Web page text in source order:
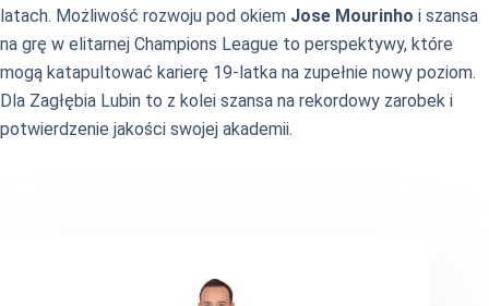
latach. Możliwość rozwoju pod okiem Jose Mourinho i szansa
na grę w elitarnej Champions League to perspektywy, które
mogą katapultować karierę 19-latka na zupełnie nowy poziom.
Dla Zagłębia Lubin to z kolei szansa na rekordowy zarobek i
potwierdzenie jakości swojej akademii.